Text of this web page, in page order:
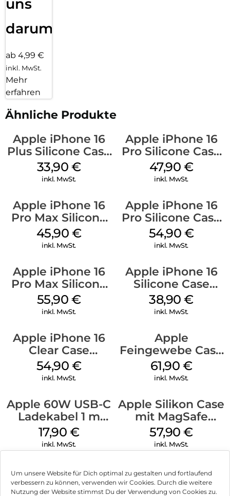
Um unsere Website für Dich optimal zu gestalten und fortlaufend
verbessern zu können, verwenden wir Cookies. Durch die weitere
Nutzung der Website stimmst Du der Verwendung von Cookies zu.
uns
darum!
ab 4,99 €
inkl. MwSt.
Mehr
erfahren
Ähnliche Produkte
Apple iPhone 16
Plus Silicone Case
MagSafe Lake
Green
33,90 €
inkl. MwSt.
Apple iPhone 16
Pro Silicone Case
MagSafe Denim
47,90 €
inkl. MwSt.
Apple iPhone 16
Pro Max Silicone
Case MagSafe
Ultramarine
45,90 €
inkl. MwSt.
Apple iPhone 16
Pro Silicone Case
MagSafe Black
54,90 €
inkl. MwSt.
Apple iPhone 16
Pro Max Silicone
Case MagSafe
Stone Gray
55,90 €
inkl. MwSt.
Apple iPhone 16
Silicone Case
MagSafe
Ultramarine
38,90€
inkl. MwSt.
Apple iPhone 16
Clear Case
MagSafe
Transparent
54,90 €
inkl. MwSt.
Apple
Feingewebe Case
iPhone 15 Pro
MagSafe Schwarz
61,90 €
inkl. MwSt.
Apple 60W USB-C
Ladekabel 1 m
Weiß
17,90 €
inkl. MwSt.
Apple Silikon Case
mit MagSafe
iPhone 14 Pro
(PRODUCT)RED
57,90€
inkl. MwSt.